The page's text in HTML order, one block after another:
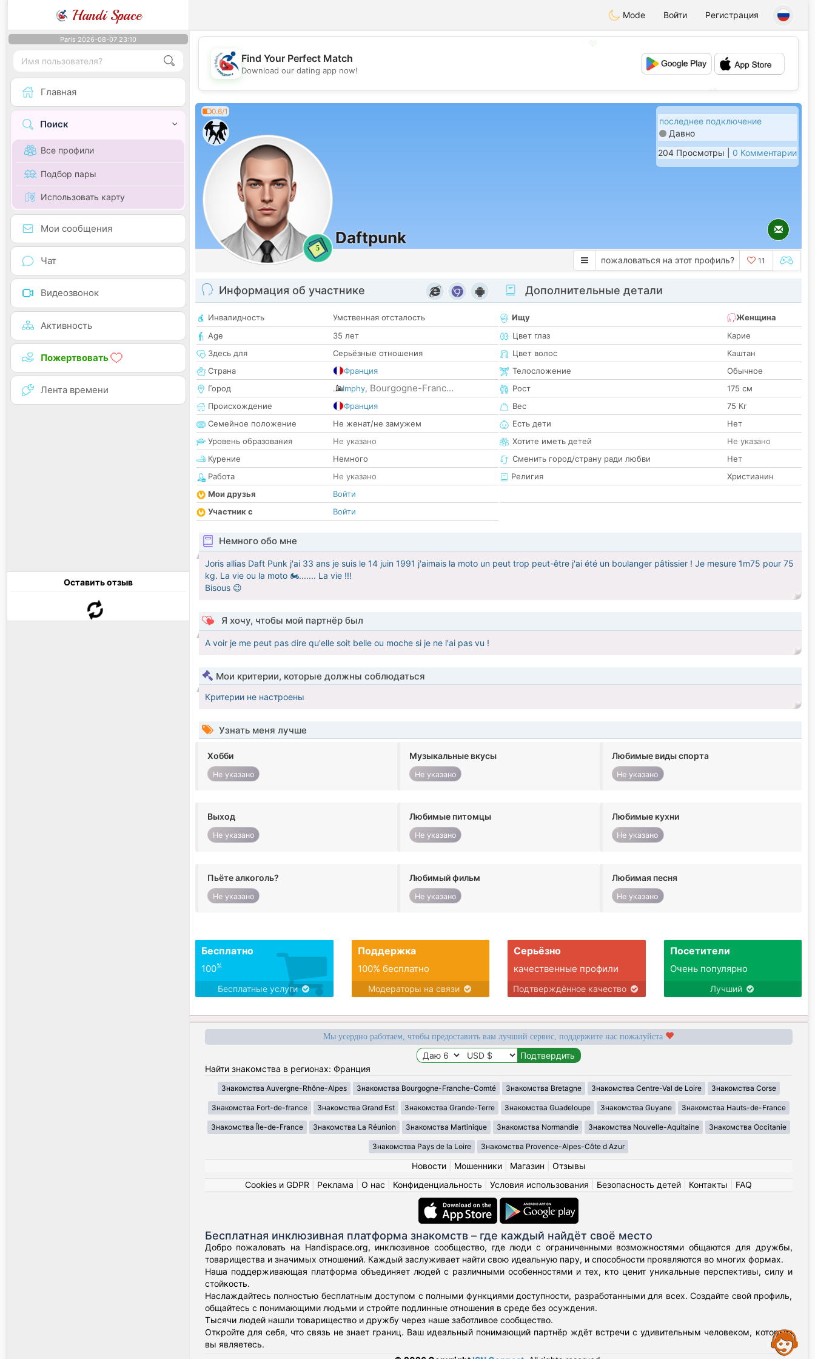
Handi Space Mode Войти Регистрация
Paris 2026-08-07 23:10
Главная
Поиск
Все профили
Подбор пары
Использовать карту
Мои сообщения
Чат
Видеозвонок
Активность
Пожертвовать
Лента времени
Оставить отзыв
💖
💕
Find Your Perfect Match
Download our dating app now!
0.6/1
5
Daftpunk
последнее подключение
Давно
204 Просмотры | 0 Комментарии
пожаловаться на этот профиль? 11
Информация об участнике
Инвалидность
Умственная отсталость
Age
35 лет
Здесь для
Серьёзные отношения
Страна
Франция
Город
Imphy, Bourgogne-Franc...
Происхождение
Франция
Семейное положение
Не женат/не замужем
Уровень образования
Не указано
Курение
Немного
Работа
Не указано
Мои друзья
Войти
Участник с
Войти
Дополнительные детали
Ищу
Женщина
Цвет глаз
Карие
Цвет волос
Каштан
Телосложение
Обычное
Рост
175 см
Вес
75 Кг
Есть дети
Нет
Хотите иметь детей
Не указано
Сменить город/страну ради любви
Нет
Религия
Христианин
Немного обо мне
Joris allias Daft Punk j'ai 33 ans je suis le 14 juin 1991 j'aimais la moto un peut trop peut-être j'ai été un boulanger pâtissier ! Je mesure 1m75 pour 75
kg. La vie ou la moto 🏍....... La vie !!!
Bisous 😉
Я хочу, чтобы мой партнёр был
A voir je me peut pas dire qu'elle soit belle ou moche si je ne l'ai pas vu !
Мои критерии, которые должны соблюдаться
Критерии не настроены
Узнать меня лучше
Хобби
Не указано
Музыкальные вкусы
Не указано
Любимые виды спорта
Не указано
Выход
Не указано
Любимые питомцы
Не указано
Любимые кухни
Не указано
Пьёте алкоголь?
Не указано
Любимый фильм
Не указано
Любимая песня
Не указано
Бесплатно
100%
Бесплатные услуги
Поддержка
100% бесплатно
Модераторы на связи
Серьёзно
качественные профили
Подтверждённое качество
Посетители
Очень популярно
Лучший
Мы усердно работаем, чтобы предоставить вам лучший сервис, поддержите нас пожалуйста
Найти знакомства в регионах: Франция
Знакомства Auvergne-Rhône-Alpes Знакомства Bourgogne-Franche-Comté Знакомства Bretagne Знакомства Centre-Val de Loire Знакомства Corse
Знакомства Fort-de-france Знакомства Grand Est Знакомства Grande-Terre Знакомства Guadeloupe Знакомства Guyane Знакомства Hauts-de-France
Знакомства Île-de-France Знакомства La Réunion Знакомства Martinique Знакомства Normandie Знакомства Nouvelle-Aquitaine Знакомства Occitanie
Знакомства Pays de la Loire Знакомства Provence-Alpes-Côte d Azur
Новости| Мошенники| Магазин
Отзывы
Cookies и GDPR
Реклама О нас Конфиденциальность Условия использования Безопасность детей Контакты FAQ
Бесплатная инклюзивная платформа знакомств – где каждый найдёт своё место
Добро пожаловать на Handispace.org, инклюзивное сообщество, где люди с ограниченными возможностями общаются для дружбы,
товарищества и значимых отношений. Каждый заслуживает найти свою идеальную пару, и способности проявляются во многих формах.
Наша поддерживающая платформа объединяет людей с различными особенностями и тех, кто ценит уникальные перспективы, силу и
стойкость.
Наслаждайтесь полностью бесплатным доступом с полными функциями доступности, разработанными для всех. Создайте свой профиль,
общайтесь с понимающими людьми и стройте подлинные отношения в среде без осуждения.
Тысячи людей нашли товарищество и дружбу через наше заботливое сообщество.
Откройте для себя, что связь не знает границ. Ваш идеальный понимающий партнёр ждёт встречи с удивительным человеком, которым
вы являетесь.
Assistance